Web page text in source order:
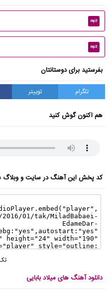
mp3
mp3
بفرستید برای دوستانتان
تلگرام توییتر
هم اکنون گوش کنید
کد پخش این آهنگ در سایت و وبلاگ
دانلود آهنگ های میلاد بابایی